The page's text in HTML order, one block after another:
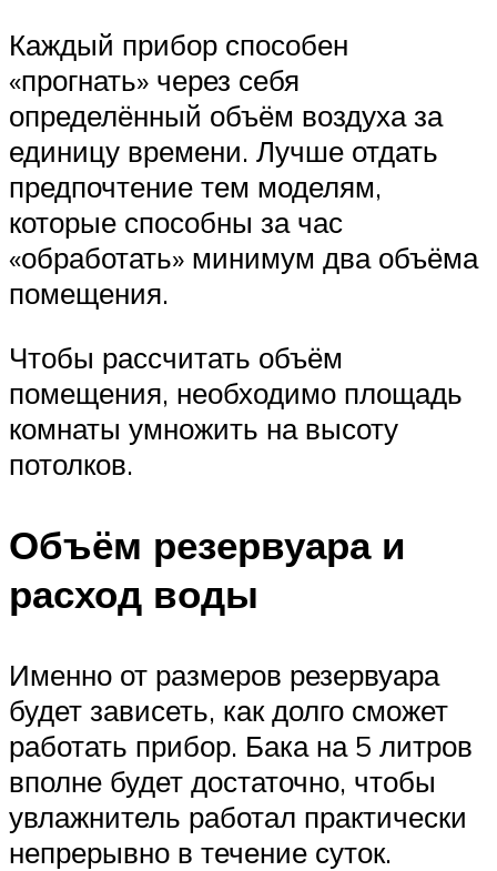
Каждый прибор способен
«прогнать» через себя
определённый объём воздуха за
единицу времени. Лучше отдать
предпочтение тем моделям,
которые способны за час
«обработать» минимум два объёма
помещения.
Чтобы рассчитать объём
помещения, необходимо площадь
комнаты умножить на высоту
потолков.
Объём резервуара и
расход воды
Именно от размеров резервуара
будет зависеть, как долго сможет
работать прибор. Бака на 5 литров
вполне будет достаточно, чтобы
увлажнитель работал практически
непрерывно в течение суток.